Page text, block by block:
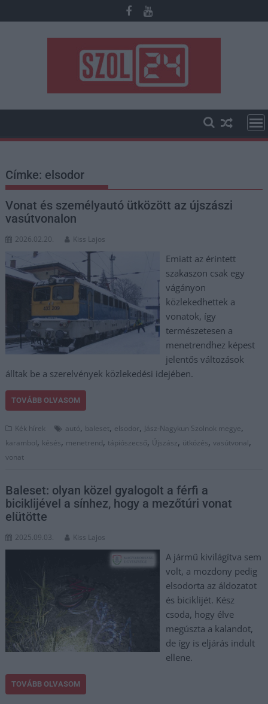
to
Címke: elsodor
Vonat és személyautó ütközött az újszászi
vasútvonalon
2026.02.20. Kiss Lajos
Emiatt az érintett
szakaszon csak egy
vágányon
közlekedhettek a
vonatok, így
természetesen a
menetrendhez képest
jelentős változások
álltak be a szerelvények közlekedési idejében.
TOVÁBB OLVASOM
Kék hírek autó, baleset, elsodor, Jász-Nagykun Szolnok megye,
karambol, késés, menetrend, tápiószecső, Újszász, ütközés,vasútvonal,
vonat
Baleset: olyan közel gyalogolt a férfi a
biciklijével a sínhez, hogy a mezőtúri vonat
elütötte
2025.09.03. Kiss Lajos
A jármű kivilágítva sem
volt, a mozdony pedig
elsodorta az áldozatot
és biciklijét. Kész
csoda, hogy élve
megúszta a kalandot,
de így is eljárás indult
ellene.
TOVÁBB OLVASOM